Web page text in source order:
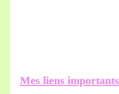
Mes liens